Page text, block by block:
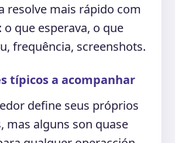
resolve mais rápido com
que esperava, o que
frequência, screenshots.
típicos a acompanhar
define seus próprios
mas alguns son quase